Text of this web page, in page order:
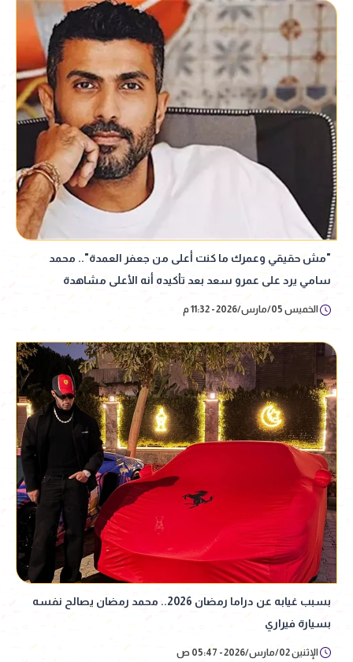
"مش حقيقي وعمرك ما كنت أعلى من جعفر العمدة".. محمد
سامي يرد على عمرو سعد بعد تأكيده أنه الأعلى مشاهدة
الخميس 05/مارس/2026 - 11:32 م
بسبب غيابه عن دراما رمضان 2026.. محمد رمضان يصالح نفسه
بسيارة فيراري
الإثنين 02/مارس/2026 - 05:47 ص